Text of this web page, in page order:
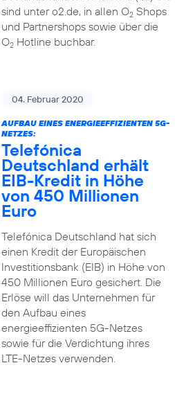
sind unter o2.de, in allen O2Shops
und Partnershops sowie über die
O2Hotline buchbar.
04. Februar 2020
AUFBAU EINES ENERGIEEFFIZIENTEN 5G-
NETZES:
Telefónica
Deutschland erhält
EIB-Kredit in Höhe
von 450 Millionen
Euro
Telefónica Deutschland hat sich
einen Kredit der Europäischen
Investitionsbank (EIB) in Höhe von
450 Millionen Euro gesichert. Die
Erlöse will das Unternehmen für
den Aufbau eines
energieeffizienten 5G-Netzes
sowie für die Verdichtung ihres
LTE-Netzes verwenden.